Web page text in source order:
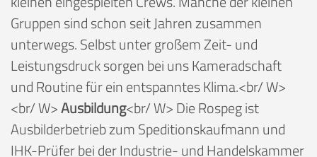
Gruppen sind schon seit Jahren zusammen
unterwegs. Selbst unter großem Zeit- und
Leistungsdruck sorgen bei uns Kameradschaft
und Routine für ein entspanntes Klima.<br/ W>
<br/ W>Ausbildung<br/ W> Die Rospeg ist
Ausbilderbetrieb zum Speditionskaufmann und
IHK-Prüfer bei der Industrie- und Handelskammer